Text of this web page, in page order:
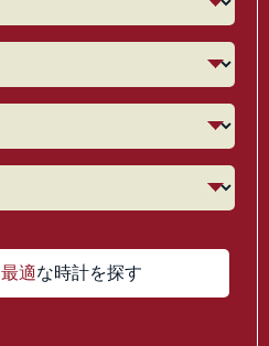
最適な時計を探す